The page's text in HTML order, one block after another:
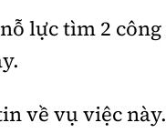
lực tìm 2
về vụ việc này.